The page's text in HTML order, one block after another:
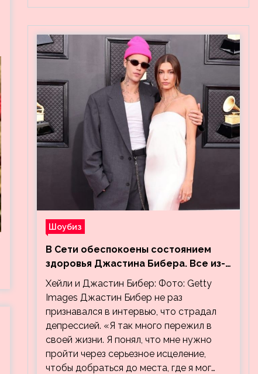
Шоубиз
В Сети обеспокоены состоянием
здоровья Джастина Бибера. Все из-
за видео, на котором его
успокаивает Хейли
Хейли и Джастин Бибер: Фото: Getty
Images Джастин Бибер не раз
признавался в интервью, что страдал
депрессией. «Я так много пережил в
своей жизни. Я понял, что мне нужно
пройти через серьезное исцеление,
чтобы добраться до места, где я мог…